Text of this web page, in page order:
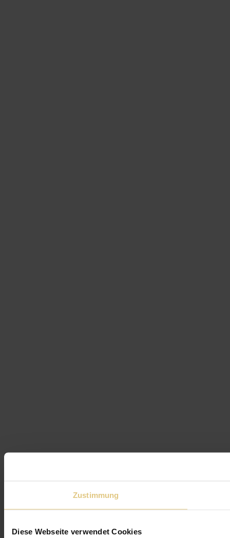
Zustimmung
Diese Webseite verwendet Cookies